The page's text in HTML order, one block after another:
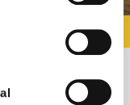
y Salmón